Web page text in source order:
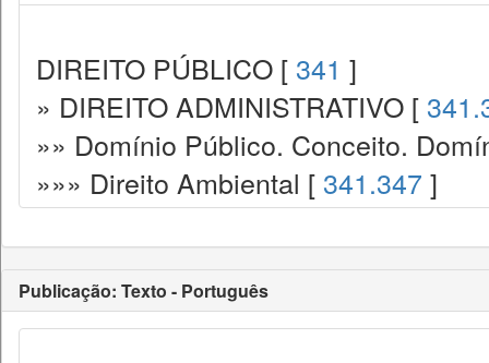
DIREITO PÚBLICO [ 341 ]
» DIREITO ADMINISTRATIVO [
»» Domínio Público. Conceito.
»»» Direito Ambiental [ 341.347 ]
Publicação: Texto - Português